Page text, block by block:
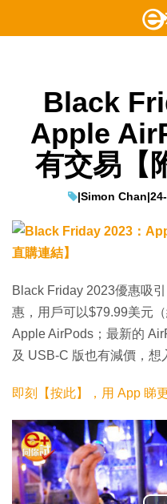
Black
Apple
有交易【
|Simon Chan|
Black Friday 2023優惠吸
惠，用戶可以$79.99美元
Apple AirPods；最新的
及 USB-C 版也有減價，想
即刻【按此】，用 App 睇